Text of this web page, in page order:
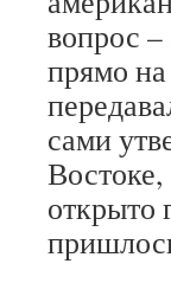
вопрос
прямо
сами
открыто